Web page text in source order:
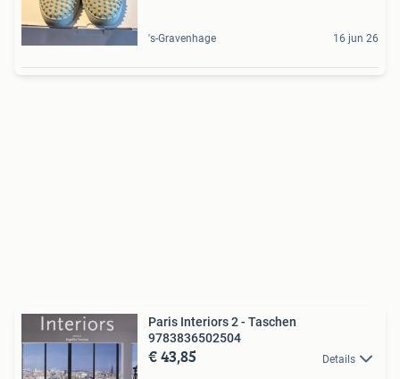
's-Gravenhage 16 jun 26
Paris Interiors 2 - Taschen
9783836502504
€ 43,85 Details